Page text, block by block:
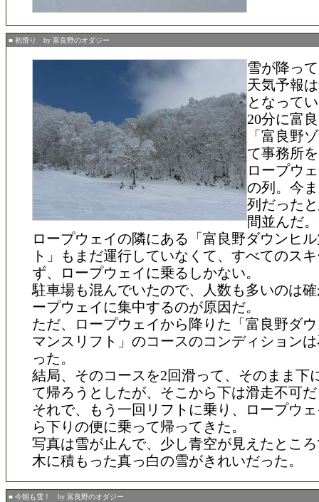
■ 初滑り by 富良野のオダジー
雪が降っ
天気予報
となって
20分に富
「富良野
て事務所
ロープウ
の列。今
列だった
間並んだ
ロープウェイの隣にある「富良野ダウンヒ
ト」もまだ運行していなくて、すべてのス
ず、ロープウェイに乗るしかない。
駐車場も混んでいたので、人数も多いのは
ープウェイに集中するのが原因だ。
ただ、ロープウェイから降りた「富良野ダ
マンスリフト」のコースのコンディション
った。
結局、そのコースを2回滑って、そのまま下
て帰ろうとしたが、そこから下は滑走不可
それで、もう一回リフトに乗り、ロープウ
ら下りの便に乗って帰ってきた。
写真は雪が止んで、少し青空が見えたとこ
木に積もった真っ白の雪がきれいだった。
■ 今朝も雪！ by 富良野のオダジー